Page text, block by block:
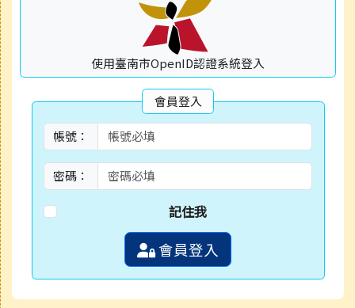
使用臺南市OpenID認證系統登入
會員登入
帳號：
密碼：
記住我
會員登入